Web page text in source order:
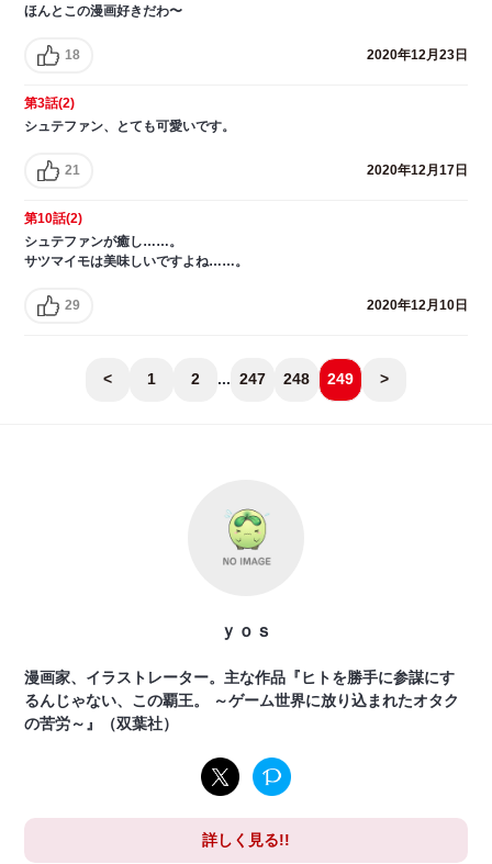
ほんとこの漫画好きだわ〜
18 2020年12月23日
第3話(2)
シュテファン、とても可愛いです。
21 2020年12月17日
第10話(2)
シュテファンが癒し……。
サツマイモは美味しいですよね……。
29 2020年12月10日
< 1 2 ... 247 248 249 >
ｙｏｓ
漫画家、イラストレーター。主な作品『ヒトを勝手に参謀にす
るんじゃない、この覇王。 ～ゲーム世界に放り込まれたオタク
の苦労～』（双葉社）
詳しく見る!!